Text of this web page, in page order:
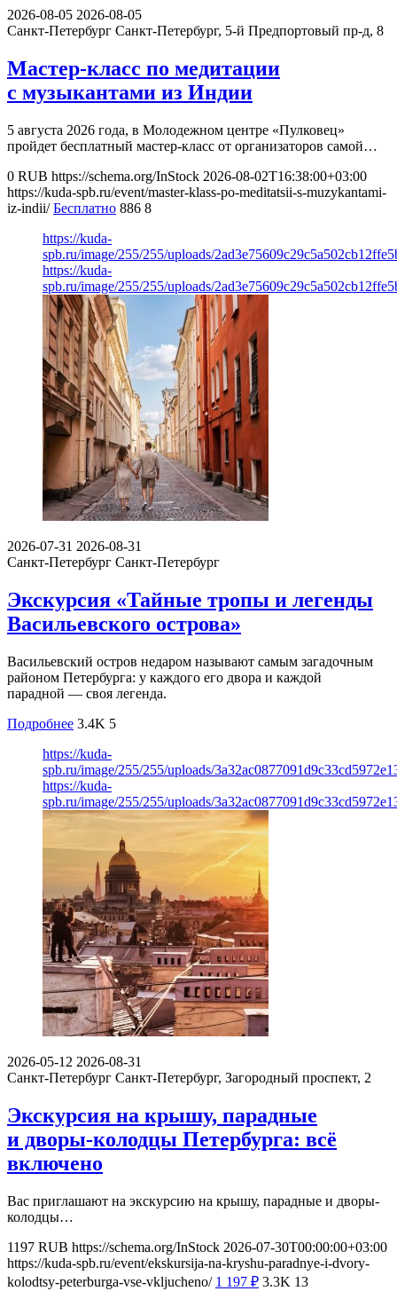
2026-08-05 2026-08-05
Санкт-Петербург Санкт-Петербург, 5-й Предпортовый пр-д, 8
Мастер-класс по медитации
с музыкантами из Индии
5 августа 2026 года, в Молодежном центре «Пулковец»
пройдет бесплатный мастер-класс от организаторов самой…
0 RUB https://schema.org/InStock 2026-08-02T16:38:00+03:00
https://kuda-spb.ru/event/master-klass-po-meditatsii-s-muzykantami-
iz-indii/ Бесплатно 886 8
https://kuda-
spb.ru/image/255/255/uploads/
https://kuda-
spb.ru/image/255/255/uploads/
2026-07-31 2026-08-31
Санкт-Петербург Санкт-Петербург
Экскурсия «Тайные тропы и легенды
Васильевского острова»
Васильевский остров недаром называют самым загадочным
районом Петербурга: у каждого его двора и каждой
парадной — своя легенда.
Подробнее 3.4K 5
https://kuda-
spb.ru/image/255/255/uploads/
https://kuda-
spb.ru/image/255/255/uploads/
2026-05-12 2026-08-31
Санкт-Петербург Санкт-Петербург, Загородный проспект, 2
Экскурсия на крышу, парадные
и дворы-колодцы Петербурга: всё
включено
Вас приглашают на экскурсию на крышу, парадные и дворы-
колодцы…
1197 RUB https://schema.org/InStock 2026-07-30T00:00:00+03:00
https://kuda-spb.ru/event/ekskursija-na-kryshu-paradnye-i-dvory-
kolodtsy-peterburga-vse-vkljucheno/ 1 197 ₽ 3.3K 13